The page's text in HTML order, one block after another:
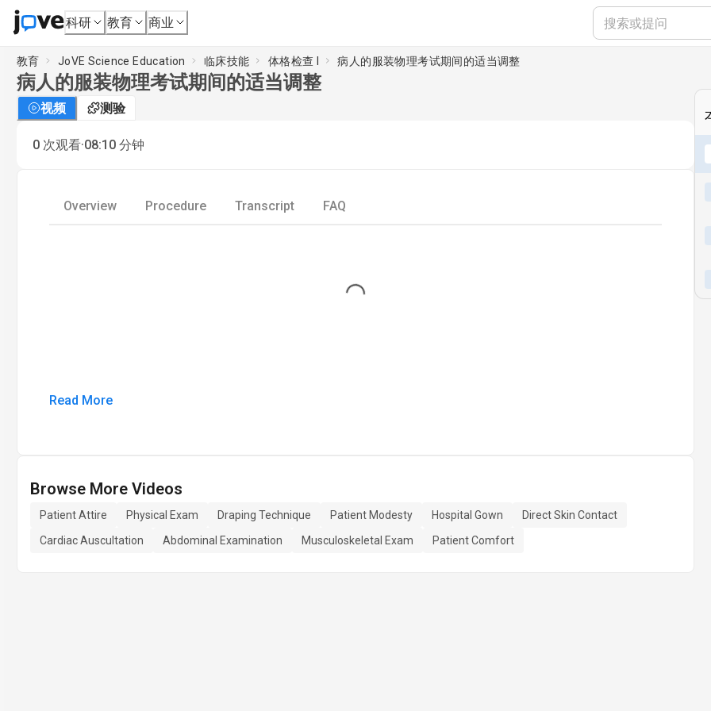
科研 教育 商业
教育 JoVE Science Education 临床技能 体格检查 I 病人的服装物理考试期间的适当调整
病人的服装物理考试期间的适当调整
视频 测验
0 次观看·08:10 分钟
Overview Procedure Transcript FAQ
Loading...
Read More
Browse More Videos
Patient Attire Physical Exam Draping Technique Patient Modesty Hospital Gown
Direct Skin Contact
Cardiac Auscultation
Abdominal Examination Musculoskeletal Exam Patient Comfort